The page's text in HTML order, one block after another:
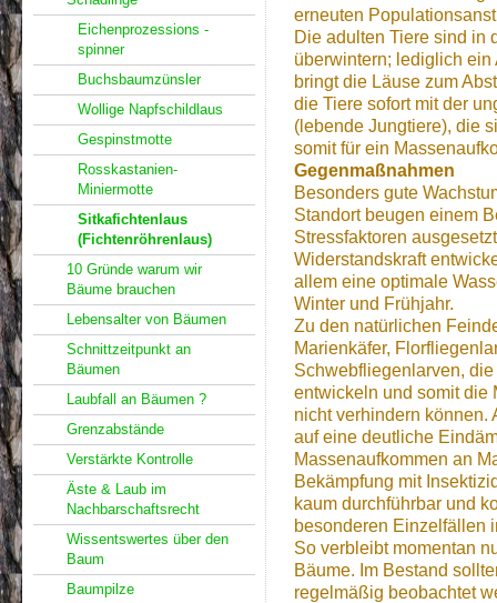
Eichenprozessions -
spinner
Buchsbaumzünsler
Wollige Napfschildlaus
Gespinstmotte
Rosskastanien-
Miniermotte
Sitkafichtenlaus
(Fichtenröhrenlaus)
10 Gründe warum wir
Bäume brauchen
Lebensalter von Bäumen
Schnittzeitpunkt an
Bäumen
Laubfall an Bäumen ?
Grenzabstände
Verstärkte Kontrolle
Äste & Laub im
Nachbarschaftsrecht
Wissentswertes über den
Baum
Baumpilze
erneuten
Die adulten Tiere sind in
überwintern; lediglich ein
bringt die Läuse zum
die Tiere sofort mit der
(lebende Jungtiere), die
somit für ein
Gegenmaßnahmen
Besonders gute
Standort beugen einem
Stressfaktoren
Widerstandskraft
allem eine optimale
Winter und Frühjahr.
Zu den natürlichen
Marienkäfer,
Schwebfliegenlarven,
entwickeln und somit die
nicht verhindern können.
auf eine deutliche
Massenaufkommen an
Bekämpfung mit
kaum durchführbar und
besonderen Einzelfällen
So verbleibt momentan
Bäume. Im Bestand
regelmäßig beobachtet